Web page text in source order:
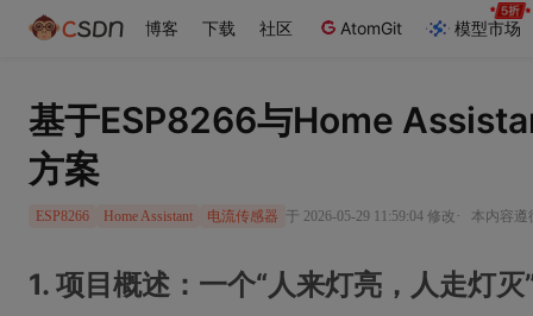
博客 下载 社区 AtomGit 模型市场
基于ESP8266与Home
方案
ESP8266 Home Assistant 电流传感器 于 2026-05-29 11:59:04 修改 · 本内容遵
1. 项目概述：一个“人来灯亮，人走灯